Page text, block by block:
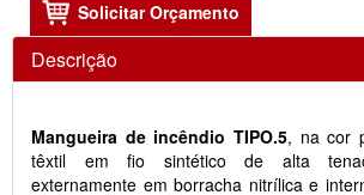
Descrição
Mangueira de incêndio TIPO.5, na cor
têxtil em fio sintético de alta
externamente em borracha nitrílica e